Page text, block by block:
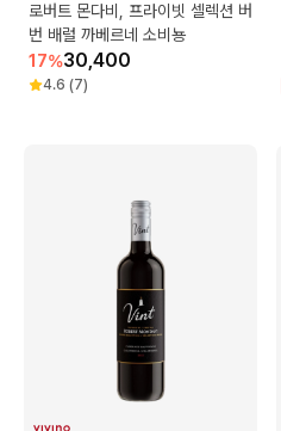
로버트 몬다비, 프라이빗 셀렉션 버
번 배럴 까베르네 소비뇽
17%30,400
4.6 (7)